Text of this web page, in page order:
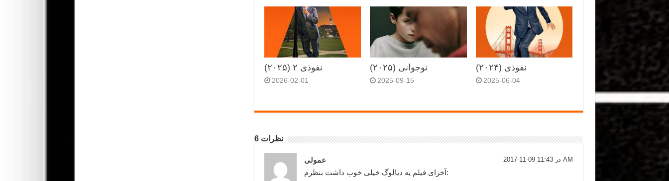
نفوذی ۲ (۲۰۲۵)
2026-02-01
نوجوانی (۲۰۲۵)
2025-09-15
نفوذی (۲۰۲۴)
2025-06-04
6 نظرات
عمولی 2017-11-09 در 11:43 AM
آخرای فیلم یه دیالوگ خیلی خوب داشت بنظرم: